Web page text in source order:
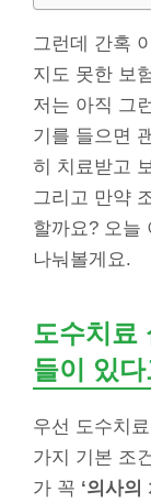
그런데 간혹 이
지도 못한 보
저는 아직 그
기를 들으면
히 치료받고
그리고 만약
할까요? 오늘
나눠볼게요.
도수치료
들이 있
우선 도수치
가지 기본 조
가 꼭 ‘의사의